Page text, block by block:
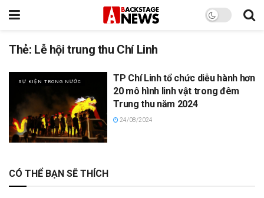
Thẻ: Lễ hội trung thu Chí Linh
SỰ KIỆN TRONG NƯỚC
TP Chí Linh tổ chức diễu hành hơn
20 mô hình linh vật trong đêm
Trung thu năm 2024
24/08/2024
CÓ THỂ BẠN SẼ THÍCH